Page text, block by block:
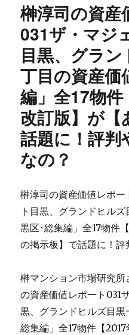
榊淳司の資産
031ザ・マジ
目黒、グラ
丁目の資産価
編」全17物
改訂版】が
話題に！評
なの？
榊淳司の資産価値レポ
ト目黒、グランドヒル
黒区･総集編」全17物件
の掲示板】で話題に！評
榊マンション市場研究
の資産価値レポート031
黒、グランドヒルズ目黒
総集編」全17物件【